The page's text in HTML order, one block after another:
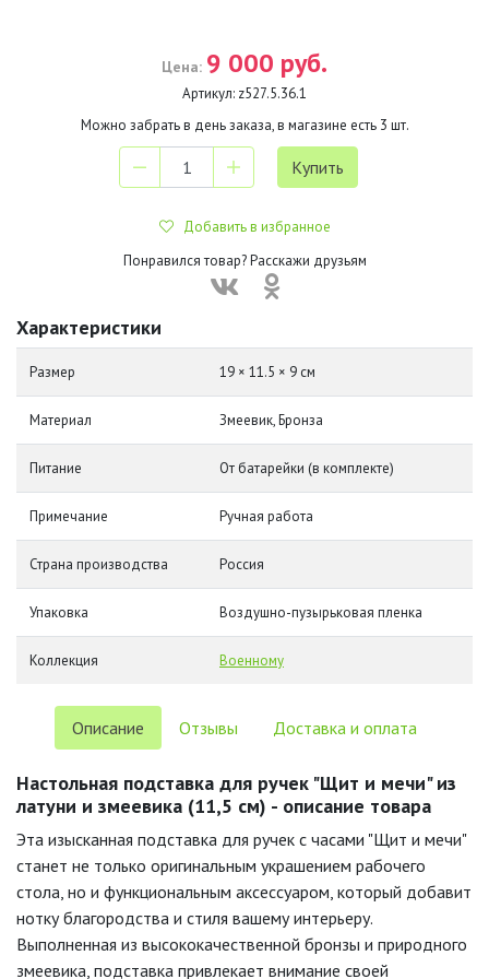
Цена: 9 000 руб.
Артикул: z527.5.36.1
Можно забрать в день заказа, в магазине есть 3 шт.
Добавить в избранное
Понравился товар? Расскажи друзьям
Характеристики
Размер 19 × 11.5 × 9 см
Материал Змеевик, Бронза
Питание От батарейки (в комплекте)
Примечание Ручная работа
Страна производства Россия
Упаковка Воздушно-пузырьковая пленка
Коллекция Военному
Описание Отзывы Доставка и оплата
Настольная подставка для ручек "Щит и мечи" из
латуни и змеевика (11,5 см) - описание товара
Эта изысканная подставка для ручек с часами "Щит и мечи"
станет не только оригинальным украшением рабочего
стола, но и функциональным аксессуаром, который добавит
нотку благородства и стиля вашему интерьеру.
Выполненная из высококачественной бронзы и природного
змеевика, подставка привлекает внимание своей